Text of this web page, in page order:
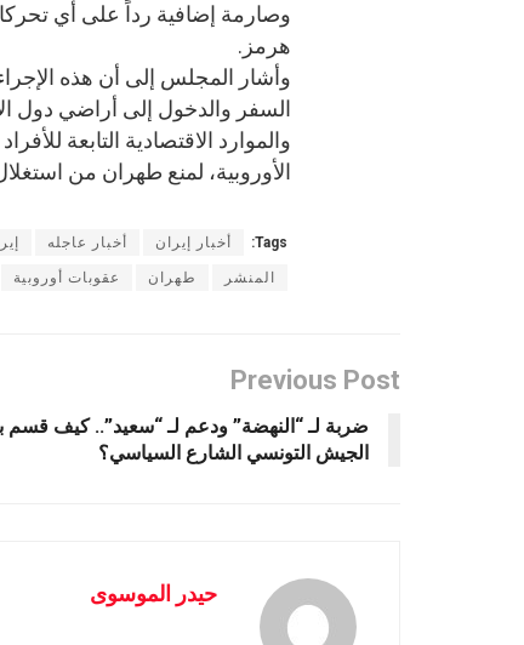
وصارمة إضافية رداً على أي
هرمز.
وأشار المجلس إلى أن هذه
السفر والدخول إلى أراضي دول
والموارد الاقتصادية التابعة
الأوروبية، لمنع طهران من
Tags: أخبار إيران أخبار عاجله
المنشر طهران عقوبات أوروبية
Previous Post
ضربة لـ “النهضة” ودعم لـ “سعيد”.. كيف قسم
الجيش التونسي الشارع السياسي؟
حيدر الموسوى